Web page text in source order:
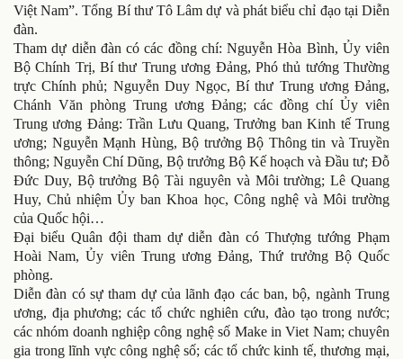
Việt Nam”. Tổng Bí thư Tô Lâm dự và phát biểu chỉ đạo tại Diễn
đàn.
Tham dự diễn đàn có các đồng chí: Nguyễn Hòa Bình, Ủy viên
Bộ Chính Trị, Bí thư Trung ương Đảng, Phó thủ tướng Thường
trực Chính phủ; Nguyễn Duy Ngọc, Bí thư Trung ương Đảng,
Chánh Văn phòng Trung ương Đảng; các đồng chí Ủy viên
Trung ương Đảng: Trần Lưu Quang, Trưởng ban Kinh tế Trung
ương; Nguyễn Mạnh Hùng, Bộ trưởng Bộ Thông tin và Truyền
thông; Nguyễn Chí Dũng, Bộ trưởng Bộ Kế hoạch và Đầu tư; Đỗ
Đức Duy, Bộ trưởng Bộ Tài nguyên và Môi trường; Lê Quang
Huy, Chủ nhiệm Ủy ban Khoa học, Công nghệ và Môi trường
của Quốc hội…
Đại biểu Quân đội tham dự diễn đàn có Thượng tướng Phạm
Hoài Nam, Ủy viên Trung ương Đảng, Thứ trưởng Bộ Quốc
phòng.
Diễn đàn có sự tham dự của lãnh đạo các ban, bộ, ngành Trung
ương, địa phương; các tổ chức nghiên cứu, đào tạo trong nước;
các nhóm doanh nghiệp công nghệ số Make in Viet Nam; chuyên
gia trong lĩnh vực công nghệ số; các tổ chức kinh tế, thương mại,